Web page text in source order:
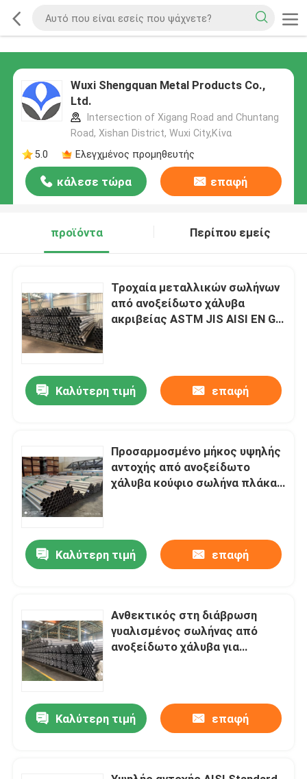
Wuxi Shengquan Metal Products Co.,
Ltd.
Intersection of Xigang Road and Chuntang
Road, Xishan District, Wuxi City,Κίνα
5.0
Ελεγχμένος προμηθευτής
κάλεσε τώρα επαφή
προϊόντα Περίπου εμείς
Τροχαία μεταλλικών σωλήνων
από ανοξείδωτο χάλυβα
ακριβείας ASTM JIS AISI EN GB
Καλύτερη τιμή επαφή
Προσαρμοσμένο μήκος υψηλής
αντοχής από ανοξείδωτο
χάλυβα κούφιο σωλήνα πλάκας
Καλύτερη τιμή επαφή
Ανθεκτικός στη διάβρωση
γυαλισμένος σωλήνας από
ανοξείδωτο χάλυβα για
Καλύτερη τιμή επαφή